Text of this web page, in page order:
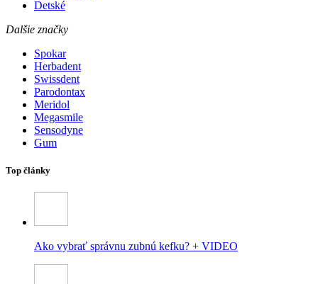
Detské
Dalšie značky
Spokar
Herbadent
Swissdent
Parodontax
Meridol
Megasmile
Sensodyne
Gum
Top články
Ako vybrať správnu zubnú kefku? + VIDEO